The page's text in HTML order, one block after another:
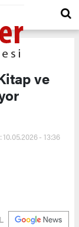
ve
- 13:36